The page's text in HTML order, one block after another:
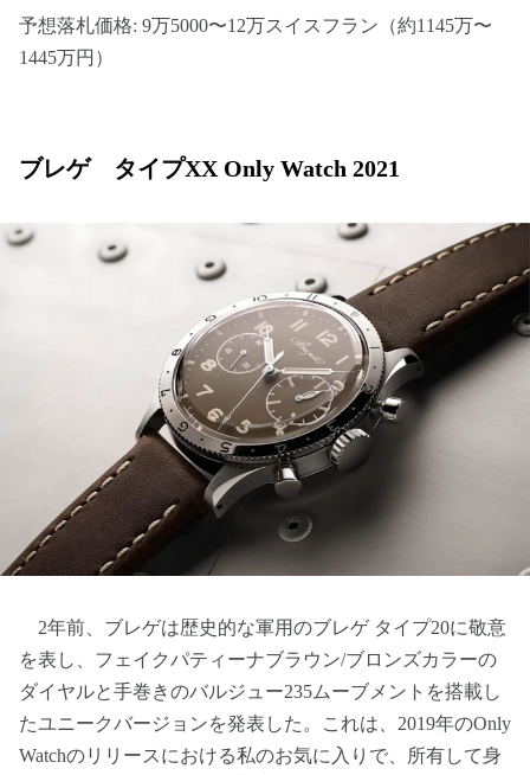
予想落札価格: 9万5000〜12万スイスフラン（約1145万〜
1445万円）
ブレゲ タイプXX Only Watch 2021
2年前、ブレゲは歴史的な軍用のブレゲ タイプ20に敬意
を表し、フェイクパティーナブラウン/ブロンズカラーの
ダイヤルと手巻きのバルジュー235ムーブメントを搭載し
たユニークバージョンを発表した。これは、2019年のOnly
Watchのリリースにおける私のお気に入りで、所有して身